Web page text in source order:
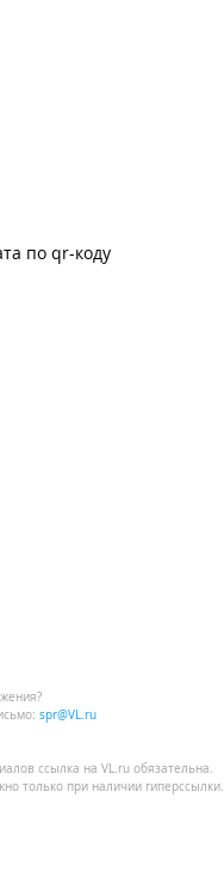
по qr-коду
spr@VL.ru
ссылка на VL.ru обязательна.
только при наличии гиперссылки.